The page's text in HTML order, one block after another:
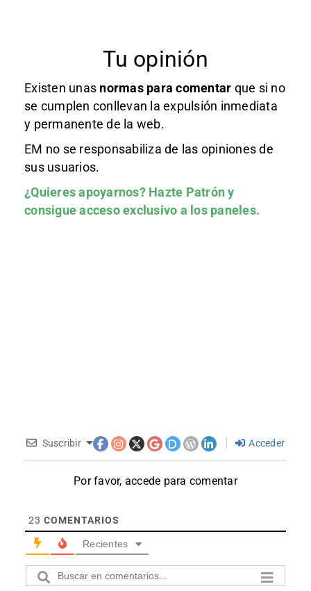
Tu opinión
Existen unas normas para comentar que si no
se cumplen conllevan la expulsión inmediata
y permanente de la web.
EM no se responsabiliza de las opiniones de
sus usuarios.
¿Quieres apoyarnos? Hazte Patróny
consigue acceso exclusivo a los paneles.
Suscribir Acceder
Por favor, accede para comentar
23 COMENTARIOS
Recientes